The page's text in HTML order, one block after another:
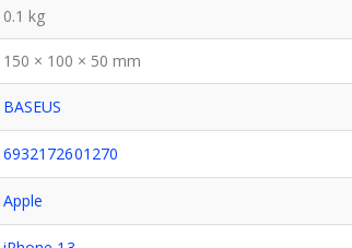
0.1 kg
150 × 100 × 50 mm
BASEUS
6932172601270
Apple